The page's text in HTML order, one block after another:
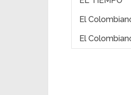
El
El